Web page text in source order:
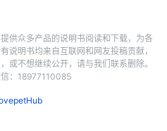
供众多产品的说明书阅读和下载，为各
说明书均来自互联网和网友投稿贡献，
或不想继续公开，请与我们联系删除。
：18977110085